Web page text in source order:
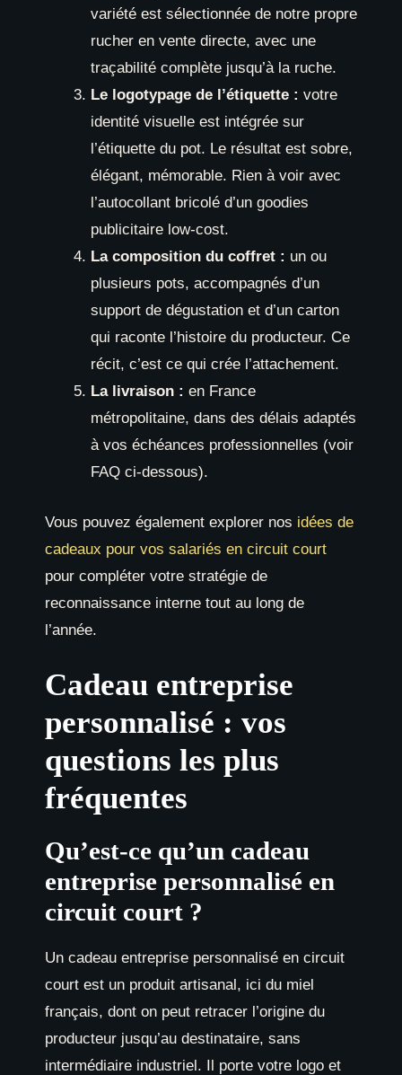
variété est sélectionnée de notre propre
rucher en vente directe, avec une
traçabilité complète jusqu’à la ruche.
Le logotypage de l’étiquette : votre
identité visuelle est intégrée sur
l’étiquette du pot. Le résultat est sobre,
élégant, mémorable. Rien à voir avec
l’autocollant bricolé d’un goodies
publicitaire low-cost.
La composition du coffret : un ou
plusieurs pots, accompagnés d’un
support de dégustation et d’un carton
qui raconte l’histoire du producteur. Ce
récit, c’est ce qui crée l’attachement.
La livraison : en France
métropolitaine, dans des délais adaptés
à vos échéances professionnelles (voir
FAQ ci-dessous).
Vous pouvez également explorer nos idées de
cadeaux pour vos salariés en circuit court
pour compléter votre stratégie de
reconnaissance interne tout au long de
l’année.
Cadeau entreprise
personnalisé : vos
questions les plus
fréquentes
Qu’est-ce qu’un cadeau
entreprise personnalisé en
circuit court ?
Un cadeau entreprise personnalisé en circuit
court est un produit artisanal, ici du miel
français, dont on peut retracer l’origine du
producteur jusqu’au destinataire, sans
intermédiaire industriel. Il porte votre logo et